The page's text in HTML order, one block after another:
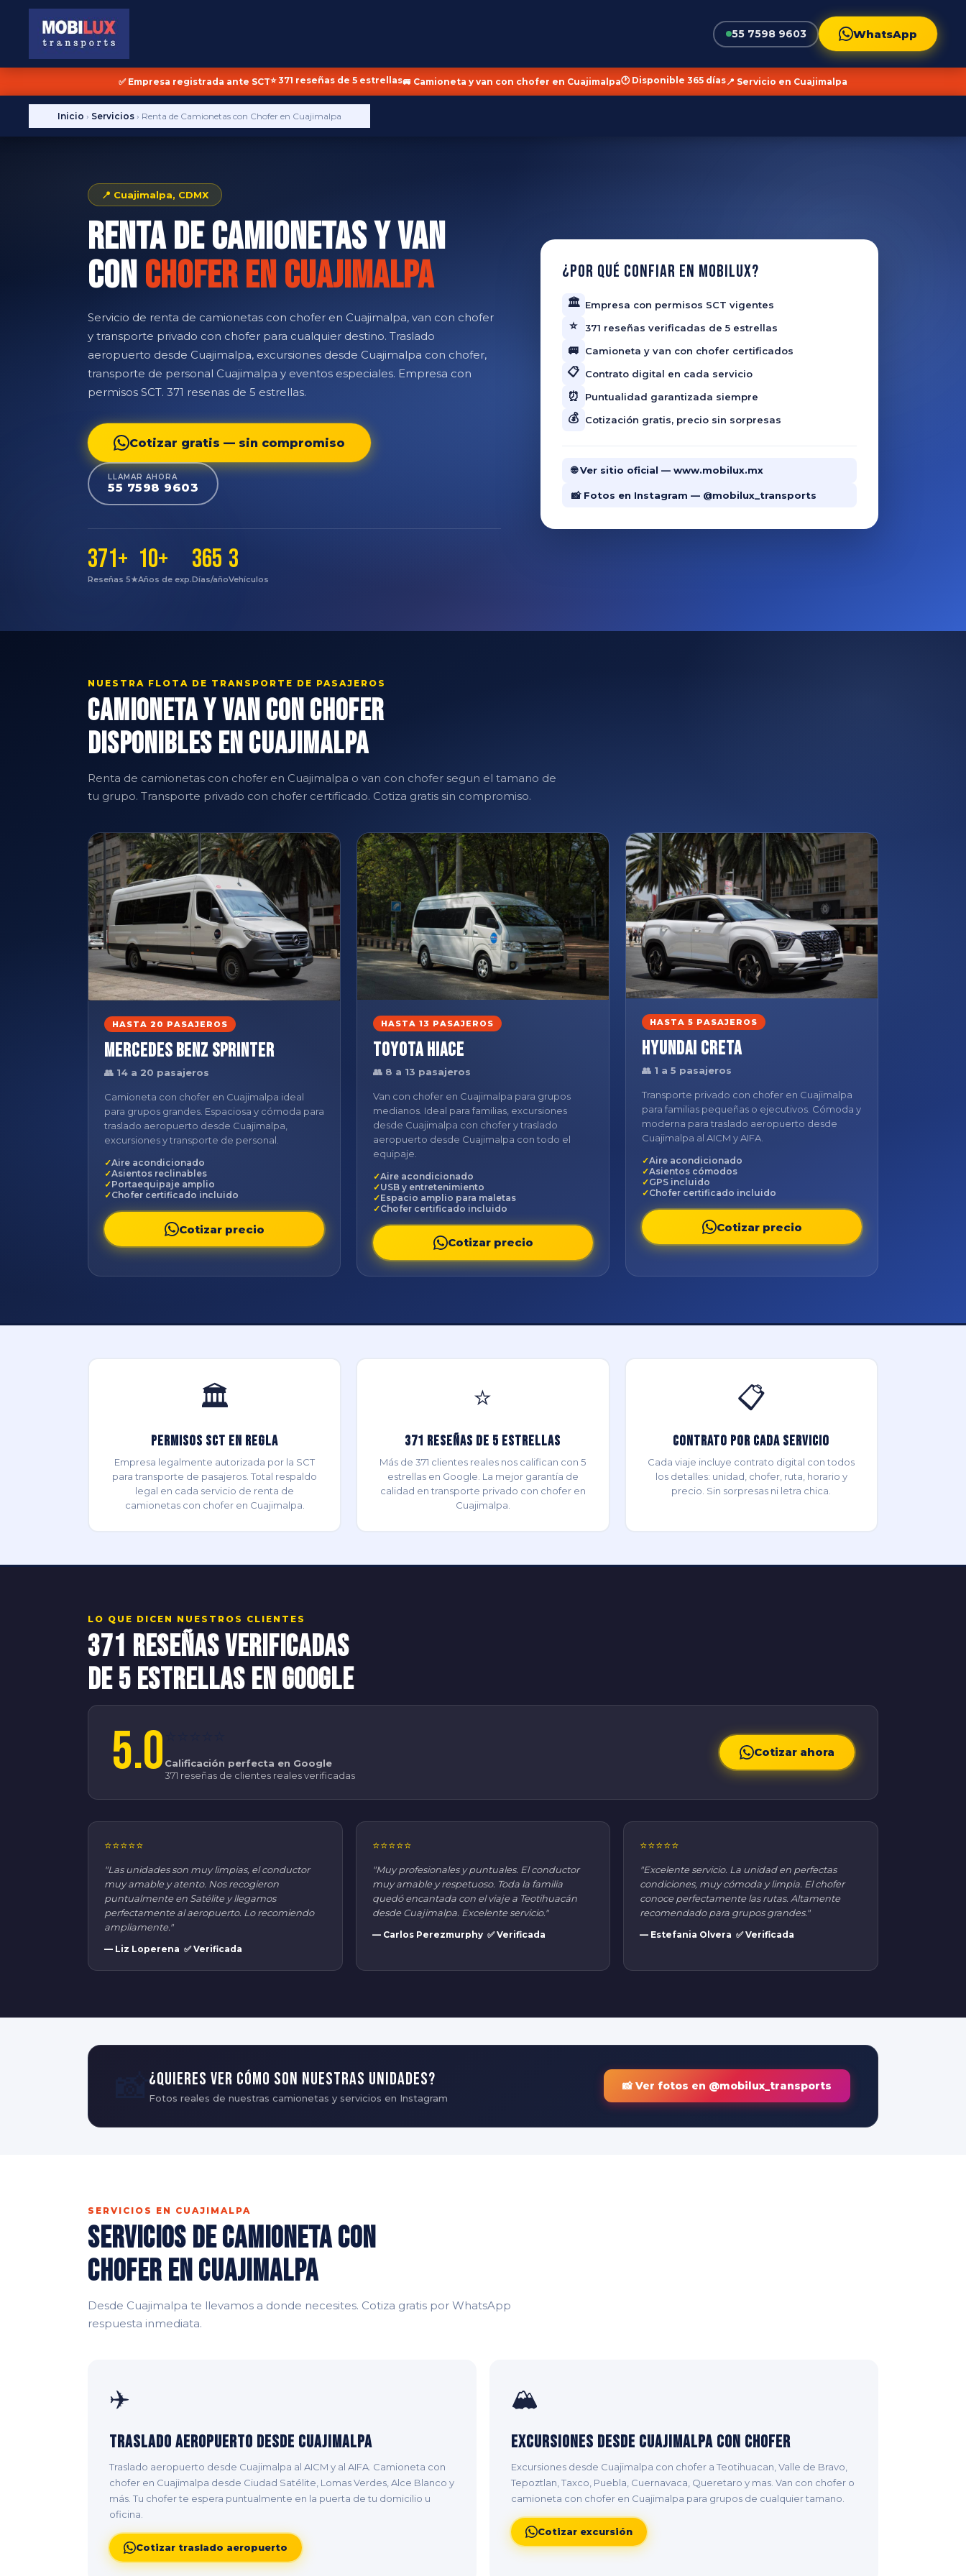
55 7598 9603 WhatsApp
✅ Empresa registrada ante SCT⭐ 371 reseñas de 5 estrellas🚐 Camioneta y van con chofer en Cuajimalpa🕐 Disponible 365 días📍 Servicio en Cuajimalpa
Inicio › Servicios › Renta de Camionetas con Chofer en Cuajimalpa
📍 Cuajimalpa, CDMX
Renta de Camionetas y Van
conChofer en Cuajimalpa
Servicio de renta de camionetas con chofer en Cuajimalpa, van con chofer
y transporte privado con chofer para cualquier destino. Traslado
aeropuerto desde Cuajimalpa, excursiones desde Cuajimalpa con chofer,
transporte de personal Cuajimalpa y eventos especiales. Empresa con
permisos SCT. 371 resenas de 5 estrellas.
Cotizar gratis — sin compromiso
LLAMAR AHORA
55 7598 9603
371+
Reseñas 5★
10+
Años de exp.
365
Días/año
3
Vehículos
¿Por qué confiar en Mobilux?
🏛️ Empresa con permisos SCT vigentes
⭐ 371 reseñas verificadas de 5 estrellas
🚐 Camioneta y van con chofer certificados
📋 Contrato digital en cada servicio
⏰ Puntualidad garantizada siempre
💰 Cotización gratis, precio sin sorpresas
🌐 Ver sitio oficial — www.mobilux.mx
📸 Fotos en Instagram — @mobilux_transports
NUESTRA FLOTA DE TRANSPORTE DE PASAJEROS
Camioneta y Van con Chofer
Disponibles en Cuajimalpa
Renta de camionetas con chofer en Cuajimalpa o van con chofer segun el tamano de
tu grupo. Transporte privado con chofer certificado. Cotiza gratis sin compromiso.
HASTA 20 PASAJEROS
Mercedes Benz Sprinter
👥 14 a 20 pasajeros
Camioneta con chofer en Cuajimalpa ideal
para grupos grandes. Espaciosa y cómoda para
traslado aeropuerto desde Cuajimalpa,
excursiones y transporte de personal.
Aire acondicionado
Asientos reclinables
Portaequipaje amplio
Chofer certificado incluido
Cotizar precio
HASTA 13 PASAJEROS
Toyota Hiace
👥 8 a 13 pasajeros
Van con chofer en Cuajimalpa para grupos
medianos. Ideal para familias, excursiones
desde Cuajimalpa con chofer y traslado
aeropuerto desde Cuajimalpa con todo el
equipaje.
Aire acondicionado
USB y entretenimiento
Espacio amplio para maletas
Chofer certificado incluido
Cotizar precio
HASTA 5 PASAJEROS
Hyundai Creta
👥 1 a 5 pasajeros
Transporte privado con chofer en Cuajimalpa
para familias pequeñas o ejecutivos. Cómoda y
moderna para traslado aeropuerto desde
Cuajimalpa al AICM y AIFA.
Aire acondicionado
Asientos cómodos
GPS incluido
Chofer certificado incluido
Cotizar precio
🏛️
Permisos SCT en Regla
Empresa legalmente autorizada por la SCT
para transporte de pasajeros. Total respaldo
legal en cada servicio de renta de
camionetas con chofer en Cuajimalpa.
⭐
371 Reseñas de 5 Estrellas
Más de 371 clientes reales nos califican con 5
estrellas en Google. La mejor garantía de
calidad en transporte privado con chofer en
Cuajimalpa.
📋
Contrato por Cada Servicio
Cada viaje incluye contrato digital con todos
los detalles: unidad, chofer, ruta, horario y
precio. Sin sorpresas ni letra chica.
LO QUE DICEN NUESTROS CLIENTES
371 Reseñas Verificadas
de 5 Estrellas en Google
5.0 Calificación perfecta en Google
371 reseñas de clientes reales verificadas
Cotizar ahora
⭐⭐⭐⭐⭐
"Las unidades son muy limpias, el conductor
muy amable y atento. Nos recogieron
puntualmente en Satélite y llegamos
perfectamente al aeropuerto. Lo recomiendo
ampliamente."
— Liz Loperena ✅ Verificada
⭐⭐⭐⭐⭐
"Muy profesionales y puntuales. El conductor
muy amable y respetuoso. Toda la familia
quedó encantada con el viaje a Teotihuacán
desde Cuajimalpa. Excelente servicio."
— Carlos Perezmurphy ✅ Verificada
⭐⭐⭐⭐⭐
"Excelente servicio. La unidad en perfectas
condiciones, muy cómoda y limpia. El chofer
conoce perfectamente las rutas. Altamente
recomendado para grupos grandes."
— Estefania Olvera ✅ Verificada
¿Quieres ver cómo son nuestras unidades?
Fotos reales de nuestras camionetas y servicios en Instagram
📸 Ver fotos en @mobilux_transports
SERVICIOS EN CUAJIMALPA
Servicios de Camioneta con
Chofer en Cuajimalpa
Desde Cuajimalpa te llevamos a donde necesites. Cotiza gratis por WhatsApp
respuesta inmediata.
✈️
Traslado Aeropuerto desde Cuajimalpa
Traslado aeropuerto desde Cuajimalpa al AICM y al AIFA. Camioneta con
chofer en Cuajimalpa desde Ciudad Satélite, Lomas Verdes, Alce Blanco y
más. Tu chofer te espera puntualmente en la puerta de tu domicilio u
oficina.
Cotizar traslado aeropuerto
🏔️
Excursiones desde Cuajimalpa con Chofer
Excursiones desde Cuajimalpa con chofer a Teotihuacan, Valle de Bravo,
Tepoztlan, Taxco, Puebla, Cuernavaca, Queretaro y mas. Van con chofer o
camioneta con chofer en Cuajimalpa para grupos de cualquier tamano.
Cotizar excursión